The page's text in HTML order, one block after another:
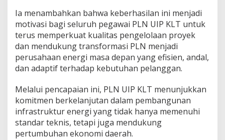
Ia menambahkan bahwa keberhasilan ini menjadi
motivasi bagi seluruh pegawai PLN UIP KLT untuk
terus memperkuat kualitas pengelolaan proyek
dan mendukung transformasi PLN menjadi
perusahaan energi masa depan yang efisien, andal,
dan adaptif terhadap kebutuhan pelanggan.
Melalui pencapaian ini, PLN UIP KLT menunjukkan
komitmen berkelanjutan dalam pembangunan
infrastruktur energi yang tidak hanya memenuhi
standar teknis, tetapi juga mendukung
pertumbuhan ekonomi daerah.